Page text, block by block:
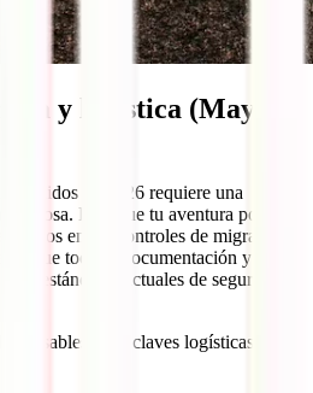
y logística (Mayo
Unidos en 2026 requiere una
Para que tu aventura por la
en los controles de migración
de que toda tu documentación y tu
los estándares actuales de seguridad y
y las claves logísticas para